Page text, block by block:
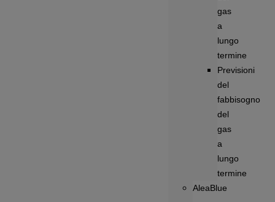
gas
a
lungo
termine
Previsioni
del
fabbisogno
del
gas
a
lungo
termine
AleaBlue